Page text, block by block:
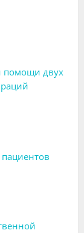
помощи двух